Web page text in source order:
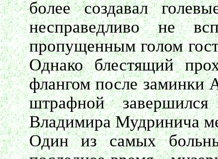
более создавал
несправедливо не
пропущенным голом
Однако блестящий
флангом после заминки
штрафной
Владимира Мудринича
Один из самых